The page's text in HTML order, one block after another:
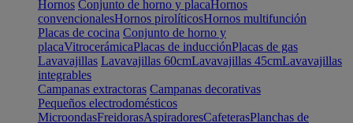
Hornos Conjunto de horno y placaHornos
convencionalesHornos pirolíticosHornos multifunción
Placas de cocina Conjunto de horno y
placaVitrocerámicaPlacas de inducciónPlacas de gas
Lavavajillas Lavavajillas 60cmLavavajillas 45cmLavavajillas
integrables
Campanas extractoras Campanas decorativas
Pequeños electrodomésticos
MicroondasFreidorasAspiradoresCafeterasPlanchas de